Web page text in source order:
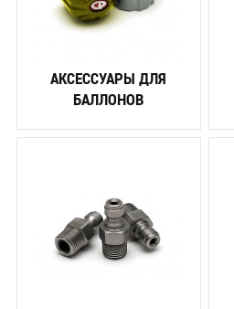
АКСЕССУАРЫ ДЛЯ
БАЛЛОНОВ